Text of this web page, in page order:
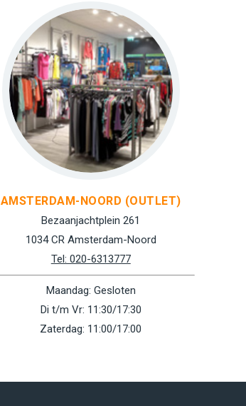
AMSTERDAM-NOORD (OUTLET)
Bezaanjachtplein 261
1034 CR Amsterdam-Noord
Tel: 020-6313777
Maandag: Gesloten
Di t/m Vr: 11:30/17:30
Zaterdag: 11:00/17:00